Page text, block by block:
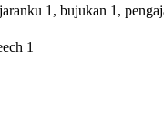
1, bujukan 1,
1